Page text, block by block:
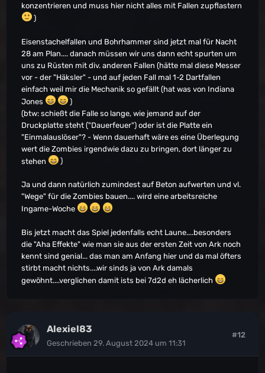
konzentrieren und muss hier nicht alles mit Fallen zupflastern
)
Eisenstachelfallen und Bohrhammer sind jetzt mal für Nacht
28 am Plan.... danach müssen wir uns dann echt spurten um
uns zu Rüsten mit div. anderen Fallen (hätte mal diese Messer
vor - der "Häksler" - und auf jeden Fall mal 1-2 Dartfallen
einfach weil mir die Mechanik so gefällt (hat was von Indiana
Jones
)
(btw: schießt die Falle so lange, wie jemand auf der
Druckplatte steht ("Dauerfeuer") oder ist die Platte ein
"Einmalauslöser"? - Wenn dauerhaft wäre es eine Überlegung
wert die Zombies irgendwie dazu zu bringen, dort länger zu
stehen
)
Ja und dann natürlich zumindest auf Beton aufwerten und vl.
"Wege" für die Zombies bauen.... wird eine arbeitsreiche
Ingame-Woche
Bis jetzt macht das Spiel jedenfalls echt Laune....besonders
die "Aha Effekte" wie man sie aus der ersten Zeit von Ark noch
kennt sind genial... das man am Anfang hier und da mal öfters
stirbt macht nichts....wir sinds ja von Ark damals
gewöhnt....verglichen damit ists bei 7d2d eh lächerlich
Alexiel83
Geschrieben 29. August 2024 um 11:31
#12